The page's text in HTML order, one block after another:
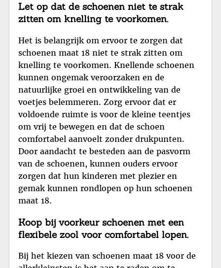
Let op dat de schoenen niet te strak
zitten om knelling te voorkomen.
Het is belangrijk om ervoor te zorgen dat
schoenen maat 18 niet te strak zitten om
knelling te voorkomen. Knellende schoenen
kunnen ongemak veroorzaken en de
natuurlijke groei en ontwikkeling van de
voetjes belemmeren. Zorg ervoor dat er
voldoende ruimte is voor de kleine teentjes
om vrij te bewegen en dat de schoen
comfortabel aanvoelt zonder drukpunten.
Door aandacht te besteden aan de pasvorm
van de schoenen, kunnen ouders ervoor
zorgen dat hun kinderen met plezier en
gemak kunnen rondlopen op hun schoenen
maat 18.
Koop bij voorkeur schoenen met een
flexibele zool voor comfortabel lopen.
Bij het kiezen van schoenen maat 18 voor de